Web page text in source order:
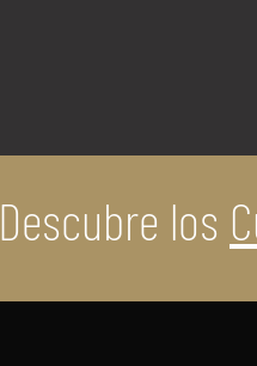
Descubre los